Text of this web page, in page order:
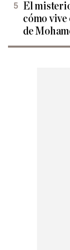
El
cómo vive
de